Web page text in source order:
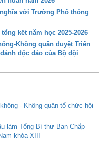
với Trường Phổ thông
kết năm học 2025-2026
Không quân duyệt Triển
độc đáo của Bộ đội
- Không quân tổ chức hội
làm Tổng Bí thư Ban Chấp
khóa XIII